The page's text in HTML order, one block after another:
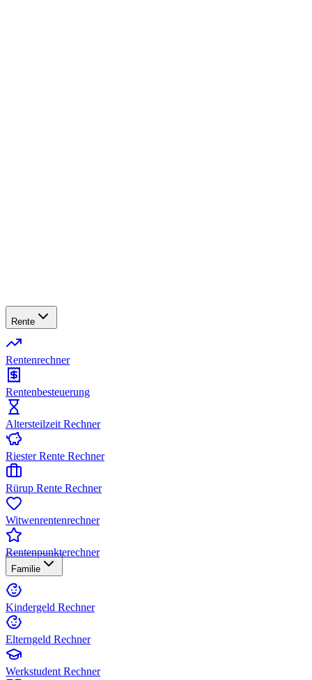
Rente
Rentenrechner
Rentenbesteuerung
Altersteilzeit Rechner
Riester Rente Rechner
Rürup Rente Rechner
Witwenrentenrechner
Rentenpunkterechner
Familie
Kindergeld Rechner
Elterngeld Rechner
Werkstudent Rechner